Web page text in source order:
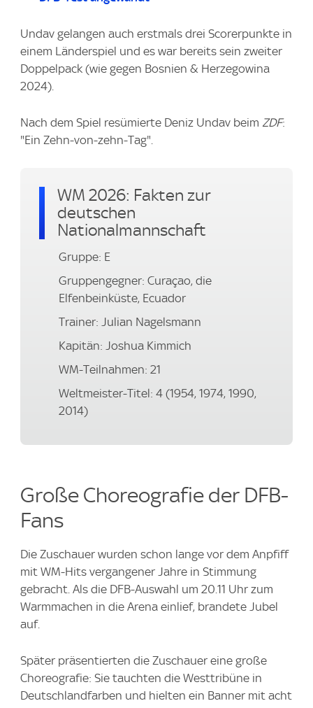
Undav gelangen auch erstmals drei Scorerpunkte in
einem Länderspiel und es war bereits sein zweiter
Doppelpack (wie gegen Bosnien & Herzegowina
2024).
Nach dem Spiel resümierte Deniz Undav beim ZDF:
"Ein Zehn-von-zehn-Tag".
WM 2026: Fakten zur
deutschen
Nationalmannschaft
Gruppe: E
Gruppengegner: Curaçao, die
Elfenbeinküste, Ecuador
Trainer: Julian Nagelsmann
Kapitän: Joshua Kimmich
WM-Teilnahmen: 21
Weltmeister-Titel: 4 (1954, 1974, 1990,
2014)
Große Choreografie der DFB-
Fans
Die Zuschauer wurden schon lange vor dem Anpfiff
mit WM-Hits vergangener Jahre in Stimmung
gebracht. Als die DFB-Auswahl um 20.11 Uhr zum
Warmmachen in die Arena einlief, brandete Jubel
auf.
Später präsentierten die Zuschauer eine große
Choreografie: Sie tauchten die Westtribüne in
Deutschlandfarben und hielten ein Banner mit acht